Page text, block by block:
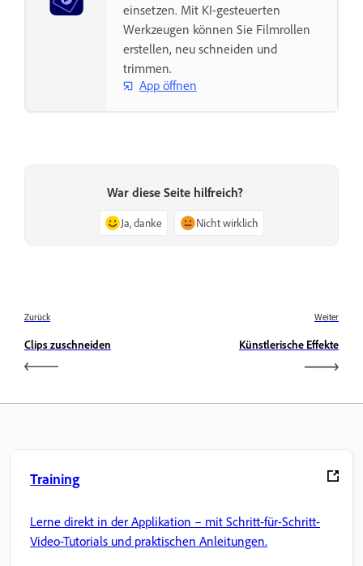
einsetzen. Mit KI-gesteuerten
Werkzeugen können Sie Filmrollen
erstellen, neu schneiden und
trimmen.
App öffnen
War diese Seite hilfreich?
Ja, danke Nicht wirklich
Zurück
Clips zuschneiden
Weiter
Künstlerische Effekte
Training
Lerne direkt in der Applikation – mit Schritt-für-Schritt-
Video-Tutorials und praktischen Anleitungen.